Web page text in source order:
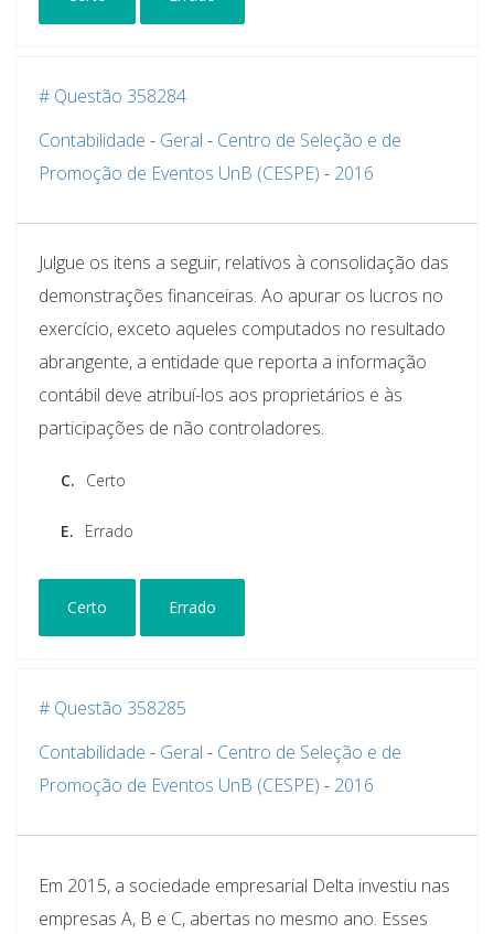
# Questão 358284
Contabilidade - Geral - Centro de Seleção e de
Promoção de Eventos UnB (CESPE) - 2016
Julgue os itens a seguir, relativos à consolidação das
demonstrações financeiras. Ao apurar os lucros no
exercício, exceto aqueles computados no resultado
abrangente, a entidade que reporta a informação
contábil deve atribuí-los aos proprietários e às
participações de não controladores.
C. Certo
E. Errado
Certo Errado
# Questão 358285
Contabilidade - Geral - Centro de Seleção e de
Promoção de Eventos UnB (CESPE) - 2016
Em 2015, a sociedade empresarial Delta investiu nas
empresas A, B e C, abertas no mesmo ano. Esses